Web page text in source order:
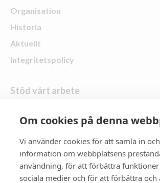
Organisation
Historia
Aktuellt
Integritetspolicy
Stöd vårt arbete
Skänk en gåva
Följ oss
Zonta Distrikt 21
Om cookies på denna
Vi använder cookies för att samla in
information om webbplatsens
användning, för att förbättra
sociala medier och för att förbättra och